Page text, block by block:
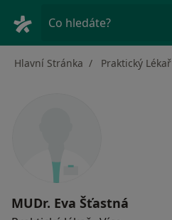
Co hledáte?
Hlavní Stránka Praktický Lékař
MUDr. Eva Šťastná